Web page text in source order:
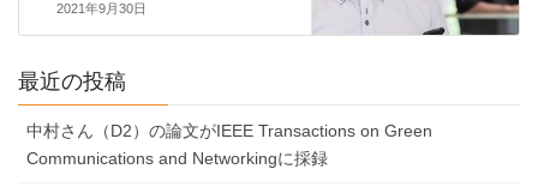
2021年9月30日
最近の投稿
中村さん（D2）の論文がIEEE Transactions on Green
Communications and Networkingに採録